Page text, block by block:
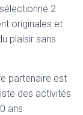
2
originales et
plaisir sans
partenaire est
des activités
ans